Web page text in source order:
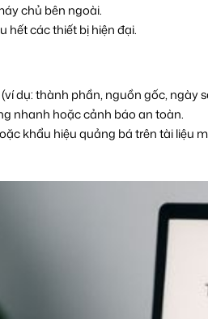
chủ bên ngoài.
hết các thiết bị hiện đại.
dụ: thành phần, nguồn gốc, ngày
nhanh hoặc cảnh báo an toàn.
khẩu hiệu quảng bá trên tài liệu